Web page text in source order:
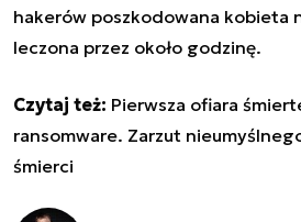
hakerów poszkodowana kobieta
leczona przez około godzinę.
Czytaj też: Pierwsza ofiara
ransomware. Zarzut
śmierci